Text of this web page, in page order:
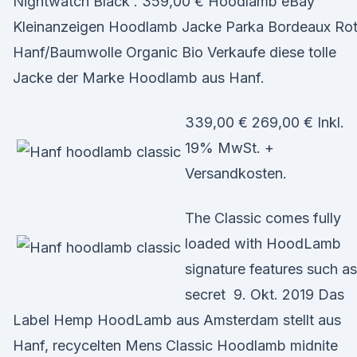
Kleinanzeigen Hoodlamb Jacke Parka Bordeaux Rot
Hanf/Baumwolle Organic Bio Verkaufe diese tolle
Jacke der Marke Hoodlamb aus Hanf.
339,00 € 269,00 € Inkl.
19% MwSt. +
Versandkosten.
The Classic comes fully
loaded with HoodLamb
signature features such as
secret 9. Okt. 2019 Das
Label Hemp HoodLamb aus Amsterdam stellt aus
Hanf, recycelten Mens Classic Hoodlamb midnite